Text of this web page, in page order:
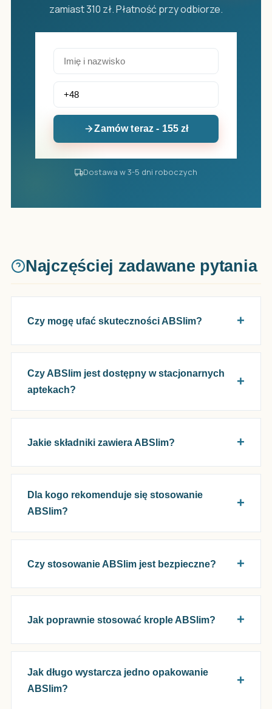
zamiast 310 zł. Płatność przy odbiorze.
Zamów teraz - 155 zł
Dostawa w 3-5 dni roboczych
Najczęściej zadawane pytania
Czy mogę ufać skuteczności ABSlim?
Czy ABSlim jest dostępny w stacjonarnych
aptekach?
Jakie składniki zawiera ABSlim?
Dla kogo rekomenduje się stosowanie
ABSlim?
Czy stosowanie ABSlim jest bezpieczne?
Jak poprawnie stosować krople ABSlim?
Jak długo wystarcza jedno opakowanie
ABSlim?